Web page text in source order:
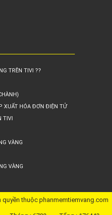
TRÊN TIVI ??
XUẤT HÓA ĐƠN ĐIỆN TỬ
TIVI
VÀNG
VÀNG
quyền thuộc phanmemtiemvang.com